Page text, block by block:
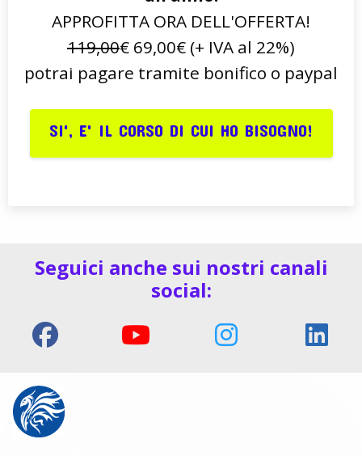
APPROFITTA ORA DELL'OFFERTA!
119,00€ 69,00€ (+ IVA al 22%)
potrai pagare tramite bonifico o paypal
SI', E' IL CORSO DI CUI HO BISOGNO!
Seguici anche sui nostri canali
social: